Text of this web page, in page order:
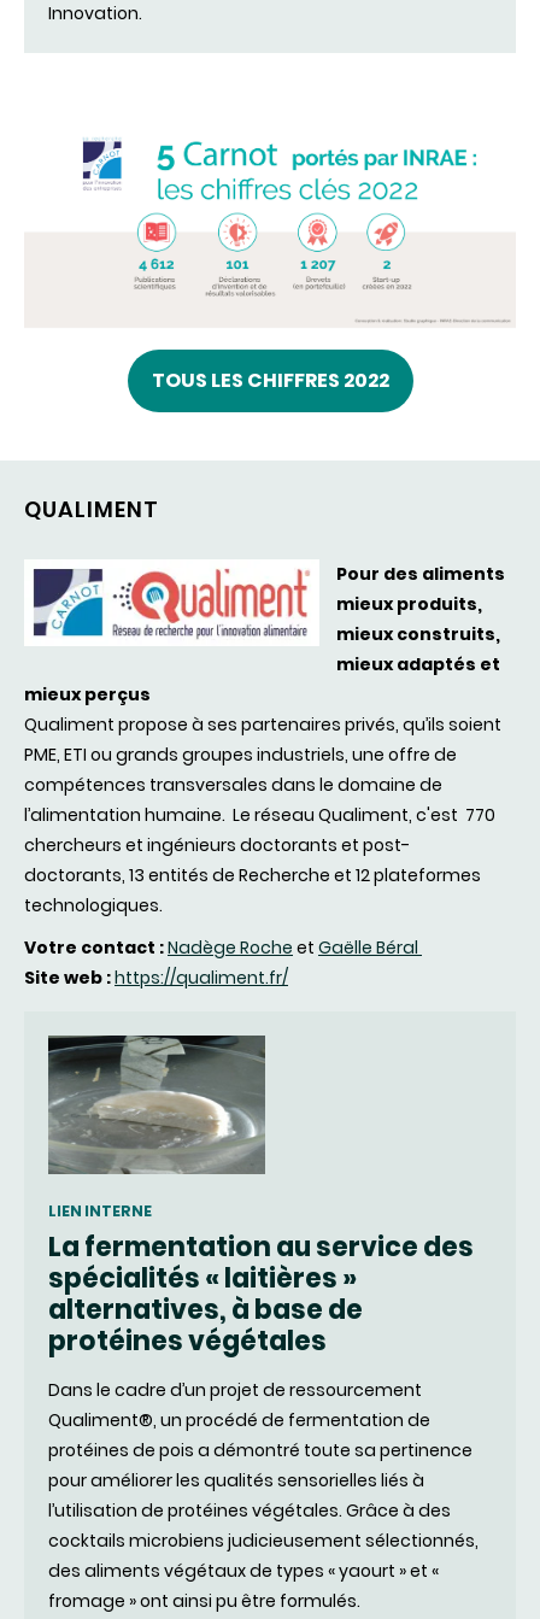
Innovation.
TOUS LES CHIFFRES 2022
QUALIMENT
Pour des aliments
mieuxproduits,
mieuxconstruits,
mieuxadaptés et
mieux perçus
Qualiment propose à ses partenaires privés, qu’ils soient
PME, ETI ou grands groupes industriels, une offre de
compétences transversales dans le domaine de
l’alimentation humaine. Le réseau Qualiment, c'est 770
chercheurs et ingénieurs doctorants et post-
doctorants, 13 entités de Recherche et 12 plateformes
technologiques.
Votre contact :Nadège Roche et Gaëlle Béral
Site web :https://qualiment.fr/
LIEN INTERNE
La fermentation au service des
spécialités « laitières »
alternatives, à base de
protéines végétales
Dans le cadre d’un projet de ressourcement
Qualiment®, un procédé de fermentation de
protéines de pois a démontré toute sa pertinence
pour améliorer les qualités sensorielles liés à
l’utilisation de protéines végétales. Grâce à des
cocktails microbiens judicieusement sélectionnés,
des aliments végétaux de types « yaourt » et «
fromage » ont ainsi pu être formulés.